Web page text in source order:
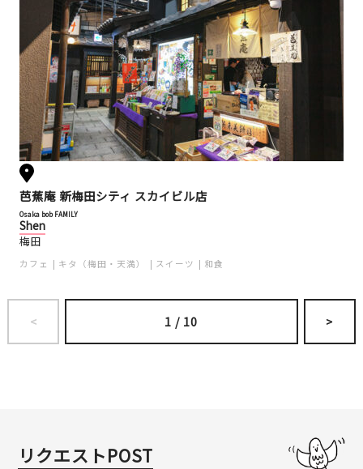
芭蕉庵 新梅田シティ スカイビル店
Osaka bob FAMILY
Shen
梅田
カフェ キタ（梅田・天満） スイーツ 和食
< 1 / 10 >
リクエストPOST